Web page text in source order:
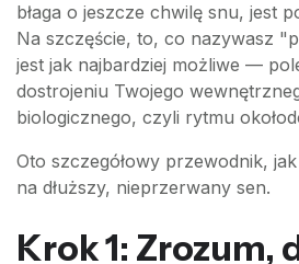
błaga o jeszcze chwilę snu, jest
Na szczęście, to, co nazywasz
jest jak najbardziej możliwe —
dostrojeniu Twojego
biologicznego, czyli rytmu
Oto szczegółowy przewodnik,
na dłuższy, nieprzerwany sen.
Krok 1: Zrozum,